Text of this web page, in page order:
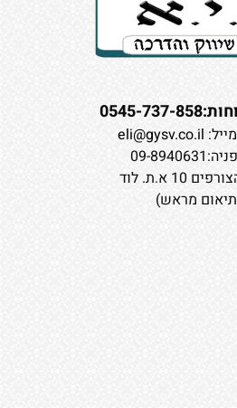
737-858
eli@gysv.co.il
10 א.ת. לוד
מראש)